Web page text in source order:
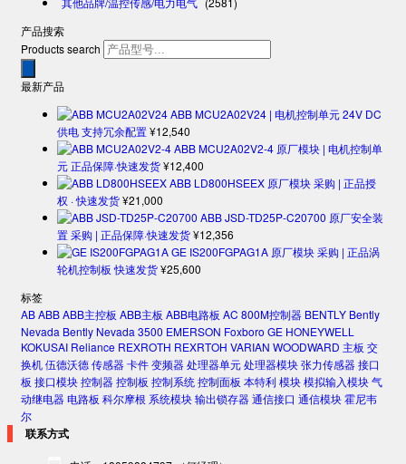
产品搜索
Products search
最新产品
ABB MCU2A02V24 | 电机控制单元 24V DC
供电 支持冗余配置¥12,540
ABB MCU2A02V2-4 原厂模块 | 电机控制单
元 正品保障·快速发货¥12,400
ABB LD800HSEEX 原厂模块 采购 | 正品授
权 · 快速发货¥21,000
ABB JSD-TD25P-C20700 原厂安全装
置 采购 | 正品保障·快速发货¥12,356
GE IS200FGPAG1A 原厂模块 采购 | 正品涡
轮机控制板 快速发货¥25,600
标签
ABABBABB主控板 ABB主板 ABB电路板 AC 800M控制器 BENTLY Bently
Nevada Bently Nevada 3500 EMERSON Foxboro GE HONEYWELL
KOKUSAI Reliance REXROTH REXRTOH VARIAN WOODWARD 主板 交
换机伍德沃德传感器卡件变频器处理器单元处理器模块张力传感器接口
板 接口模块控制器控制板 控制系统控制面板 本特利模块模拟输入模块气
动继电器电路板 科尔摩根 系统模块输出锁存器通信接口 通信模块霍尼韦
尔
联系方式